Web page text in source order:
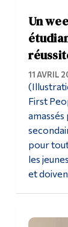
Un
11 AVRIL
First
pour
les
et